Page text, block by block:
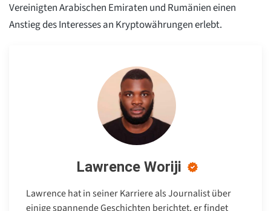
Vereinigten Arabischen Emiraten und Rumänien einen
Anstieg des Interesses an Kryptowährungen erlebt.
Lawrence Woriji
Lawrence hat in seiner Karriere als Journalist über
einige spannende Geschichten berichtet, er findet